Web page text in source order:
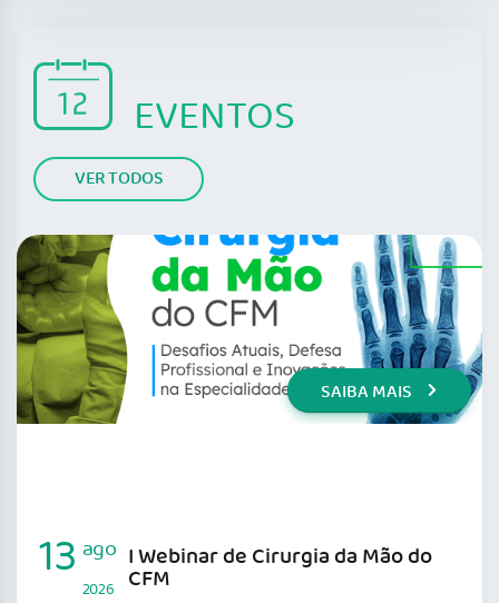
EVENTOS
VER TODOS
SAIBA MAIS
I Webinar de Cirurgia da Mão do
CFM
13 ago
2026